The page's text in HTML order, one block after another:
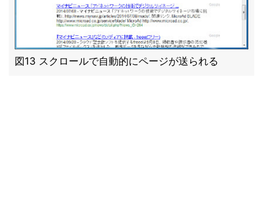
図13 スクロールで自動的にページが送られる